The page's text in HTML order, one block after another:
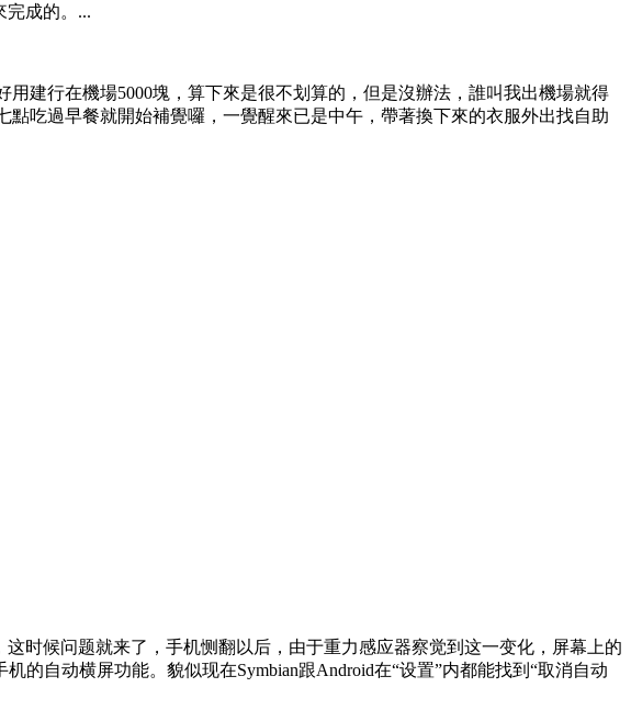
完成的。...
建行在機場5000塊，算下來是很不划算的，但是沒辦法，誰叫我出機場就得
吃過早餐就開始補覺囉，一覺醒來已是中午，帶著換下來的衣服外出找自助
时候问题就来了，手机恻翻以后，由于重力感应器察觉到这一变化，屏幕上的
自动横屏功能。貌似现在Symbian跟Android在“设置”内都能找到“取消自动